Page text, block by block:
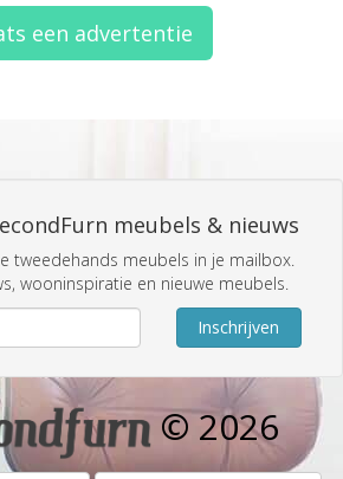
een advertentie
meubels & nieuws
tweedehands meubels in je mailbox.
wooninspiratie en nieuwe meubels.
Inschrijven
© 2026